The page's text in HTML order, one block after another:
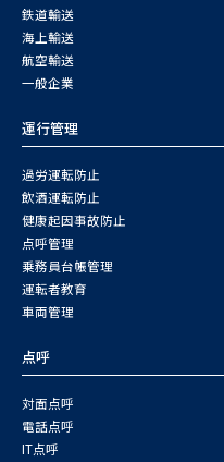
鉄道輸送
海上輸送
航空輸送
一般企業
運行管理
過労運転防止
飲酒運転防止
健康起因事故防止
点呼管理
乗務員台帳管理
運転者教育
車両管理
点呼
対面点呼
電話点呼
IT点呼